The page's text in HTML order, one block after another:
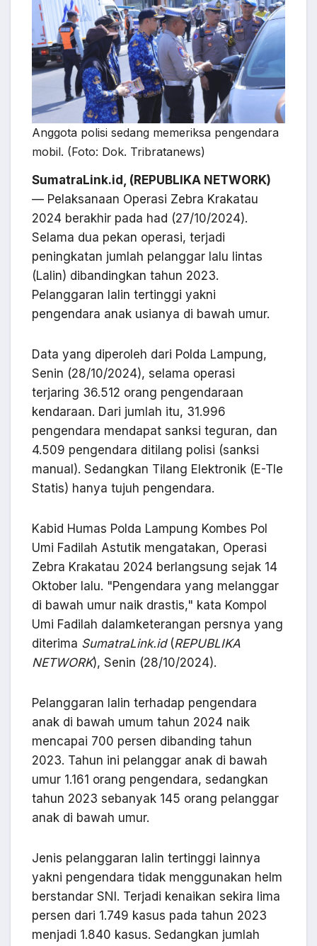
Anggota polisi sedang memeriksa pengendara
mobil. (Foto: Dok. Tribratanews)
SumatraLink.id, (REPUBLIKA NETWORK)
— Pelaksanaan Operasi Zebra Krakatau
2024 berakhir pada had (27/10/2024).
Selama dua pekan operasi, terjadi
peningkatan jumlah pelanggar lalu lintas
(Lalin) dibandingkan tahun 2023.
Pelanggaran lalin tertinggi yakni
pengendara anak usianya di bawah umur.
Data yang diperoleh dari Polda Lampung,
Senin (28/10/2024), selama operasi
terjaring 36.512 orang pengendaraan
kendaraan. Dari jumlah itu, 31.996
pengendara mendapat sanksi teguran, dan
4.509 pengendara ditilang polisi (sanksi
manual). Sedangkan Tilang Elektronik (E-Tle
Statis) hanya tujuh pengendara.
Kabid Humas Polda Lampung Kombes Pol
Umi Fadilah Astutik mengatakan, Operasi
Zebra Krakatau 2024 berlangsung sejak 14
Oktober lalu. "Pengendara yang melanggar
di bawah umur naik drastis," kata Kompol
Umi Fadilah dalamketerangan persnya yang
diterima SumatraLink.id (REPUBLIKA
NETWORK), Senin (28/10/2024).
Pelanggaran lalin terhadap pengendara
anak di bawah umum tahun 2024 naik
mencapai 700 persen dibanding tahun
2023. Tahun ini pelanggar anak di bawah
umur 1.161 orang pengendara, sedangkan
tahun 2023 sebanyak 145 orang pelanggar
anak di bawah umur.
Jenis pelanggaran lalin tertinggi lainnya
yakni pengendara tidak menggunakan helm
berstandar SNI. Terjadi kenaikan sekira lima
persen dari 1.749 kasus pada tahun 2023
menjadi 1.840 kasus. Sedangkan jumlah